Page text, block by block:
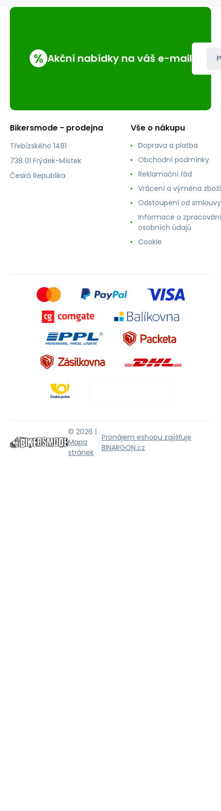
% Akční nabídky na váš e-mail
Bikersmode - prodejna
Třebízského 1481
738 01 Frýdek-Místek
Česká Republika
Vše o nákupu
Doprava a platba
Obchodní podmínky
Reklamační řád
Vrácení a výměna zboží
Odstoupení od smlouvy
Informace o zpracování
osobních údajů
Cookie
© 2026 |
Mapa
stránek
Pronájem eshopu zajišťuje
BINARGON.cz